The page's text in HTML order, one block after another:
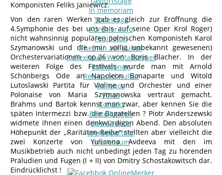
In memoriam
Todestage
Künstler-Info
Feuilleton
Themen zur Kultur
Reflexionen Wr. Staatsoper
Reflexionen
Reise und Kultur
Apropos
Fotos
Kontakt
Bestellungen
Ihre Spende
Werbepartner
Impressum
Komponisten Feliks Janiewicz.
Von den raren Werken gab es gleich zur Eröffnung die
4.Symphonie des bei uns (bis auf seine Oper Krol Roger)
nicht wahnsinnig populären polnischen Komponisteh Karol
Szymanowski und die (mir völlig unbekannt gewesenen)
Orchestervariationen op.26 von Boris Blacher. In der
weiteren Folge des Festivals wurde man mit Arnold
Schönbergs Ode an Napoleon Bonaparte und Witold
Lutoslawski Partita für Violine und Orchester und einer
Polonaise von Maria Szymanowska vertraut gemacht.
Brahms und Bartok kennst man zwar, aber kennen Sie die
späten Intermezzi bzw. die Bagatellen ? Piotr Anderszewski
widmete ihnen einen denkwürdigen Abend. Den absoluten
Höhepunkt der „Raritäten-Reihe“ stellten aber vielleicht die
zwei Konzerte von Yulianna Avdeeva mit den im
Musikbetrieb auch nicht unbedingt jeden Tag zu hörenden
Präludien und Fugen (I + II) von Dmitry Schostakowitsch dar.
Eindrücklichst !